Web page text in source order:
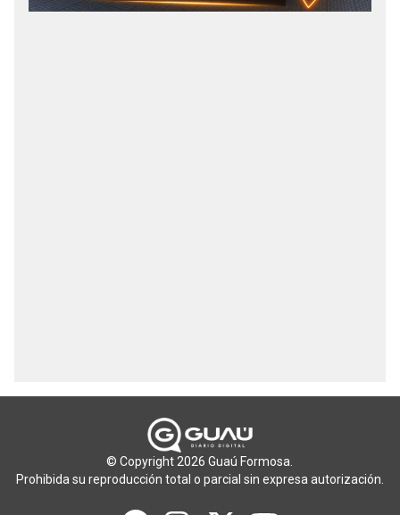
© Copyright 2026 Guaú Formosa.
Prohibida su reproducción total o parcial sin expresa autorización.